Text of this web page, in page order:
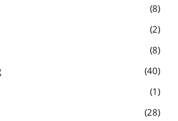
8
2
8
40
1
28